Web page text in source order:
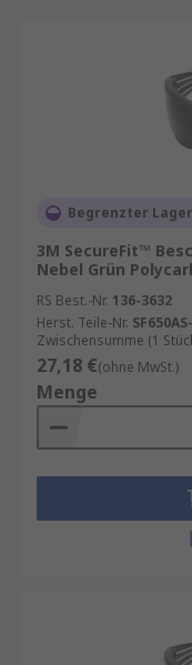
Begrenzter
3M SecureFit™
Nebel Grün
RS Best.-Nr. 136-3632
Herst. Teile-Nr.
Zwischensumme (1
27,18 €(ohne MwSt.)
Menge